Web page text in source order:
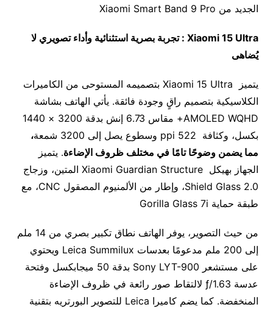
الجديد من Xiaomi Smart Band 9 Pro
Xiaomi 15 Ultra :
تجربة بصرية استثنائية وأداء تصويري لا
يُضاهى
يتميز Xiaomi 15 Ultra بتصميمه المستوحى من الكاميرات
الكلاسيكية بتصميم راقٍ وجودة فائقة. يأتي الهاتف بشاشة
AMOLED WQHD+ مقاس 6.73 إنش بدقة 3200 × 1440
بكسل، وكثافة 522 ppi وسطوع يصل إلى 3200 شمعة
،
مما يضمن وضوحًا تامًا في مختلف ظروف الإضاءة. يتميز
الجهاز بهيكل Xiaomi Guardian Structure المتين، وزجاج
Shield Glass 2.0، وإطار من الألمنيوم المصقول CNC، مع
طبقة حماية Gorilla Glass 7i
من حيث التصوير، يوفر الهاتف نطاق تكبير بصري من 14 ملم
إلى 200 ملم مدعومًا بعدسات Leica Summilux ويحتوي
على مستشعر Sony LYT-900 بدقة 50 ميجابكسل وفتحة
عدسة ƒ/1.63 لالتقاط صور رائعة في ظروف الإضاءة
المنخفضة. كما يضم كاميرا Leica للتصوير البورتريه بتقنية